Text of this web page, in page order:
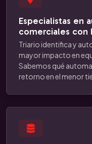
Especialistas en
comerciales con
Triario identifica y
mayor impacto en
Sabemos qué
retorno en el menor